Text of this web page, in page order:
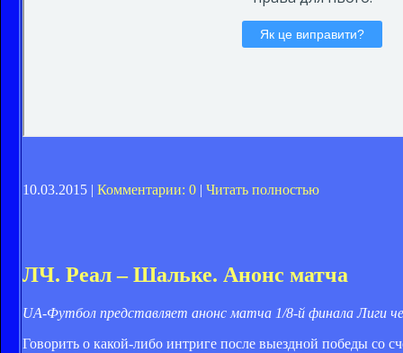
10.03.2015 | Комментарии: 0 | Читать полностью
ЛЧ. Реал – Шальке. Анонс матча
UA-Футбол представляет анонс матча 1/8-й финала Лиги
Говорить о какой-либо интриге после выездной победы со